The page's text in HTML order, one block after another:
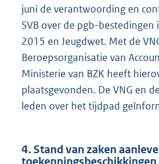
juni de verantwoording en
SVB over de pgb-
2015 en Jeugdwet. Met de
Beroepsorganisatie van
Ministerie van BZK heeft
plaatsgevonden. De VNG en
leden over het tijdpad
4. Stand van zaken